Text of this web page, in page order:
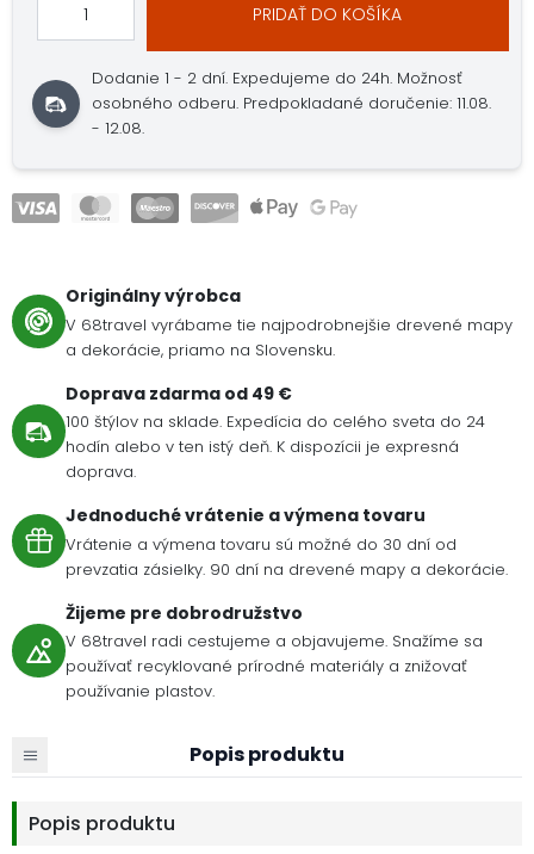
PRIDAŤ DO KOŠÍKA
Dodanie 1 - 2 dní. Expedujeme do 24h. Možnosť
osobného odberu. Predpokladané doručenie: 11.08.
- 12.08.
Originálny výrobca
V 68travel vyrábame tie najpodrobnejšie drevené mapy
a dekorácie, priamo na Slovensku.
Doprava zdarma od 49 €
100 štýlov na sklade. Expedícia do celého sveta do 24
hodín alebo v ten istý deň. K dispozícii je expresná
doprava.
Jednoduché vrátenie a výmena tovaru
Vrátenie a výmena tovaru sú možné do 30 dní od
prevzatia zásielky. 90 dní na drevené mapy a dekorácie.
Žijeme pre dobrodružstvo
V 68travel radi cestujeme a objavujeme. Snažíme sa
používať recyklované prírodné materiály a znižovať
používanie plastov.
Popis produktu
Popis produktu